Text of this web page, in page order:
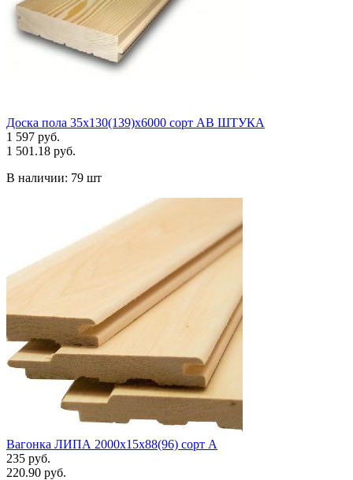
Доска пола 35х130(139)х6000 сорт АВ ШТУКА
1 597 руб.
1 501.18 руб.
В наличии: 79 шт
Вагонка ЛИПА 2000х15х88(96) сорт А
235 руб.
220.90 руб.